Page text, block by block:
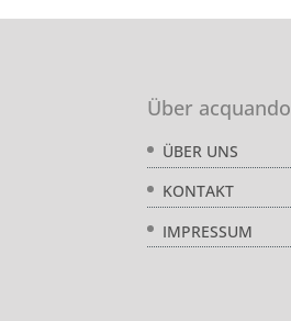
Über acquando
ÜBER UNS
KONTAKT
IMPRESSUM